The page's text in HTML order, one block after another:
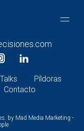
|
Píldoras
Contacto
by Mad Media Marketing -